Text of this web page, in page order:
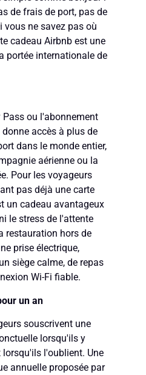
de frais de port, pas de
vous ne savez pas où
cadeau Airbnb est une
portée internationale de
ou l'abonnement
accès à plus de
dans le monde entier,
aérienne ou la
Pour les voyageurs
pas déjà une carte
un cadeau avantageux
le stress de l'attente
restauration hors de
prise électrique,
siège calme, de repas
Wi-Fi fiable.
un an
souscrivent une
lorsqu'ils y
l'oublient. Une
annuelle proposée par